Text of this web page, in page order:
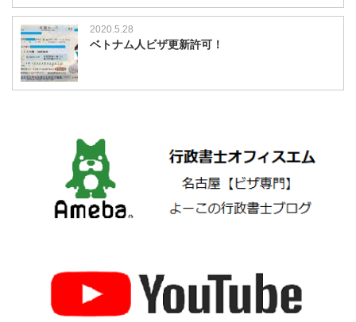
2020.5.28
ベトナム人ビザ更新許可！